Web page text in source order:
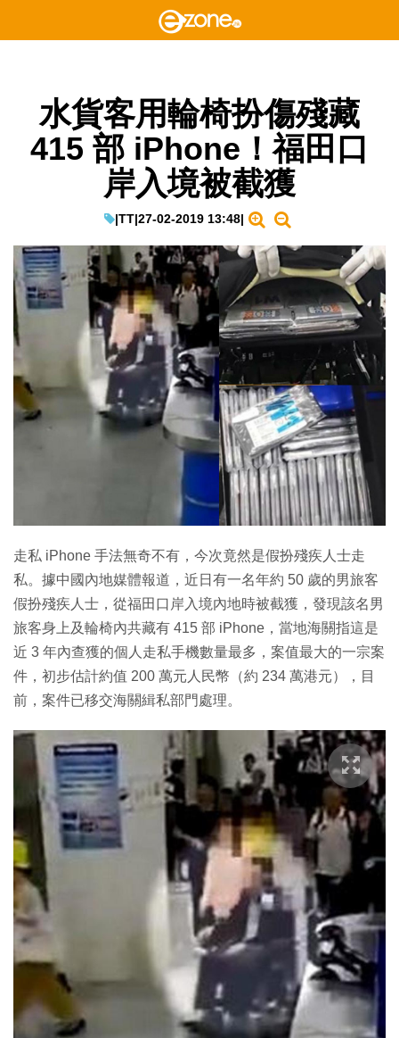
水貨客用輪椅扮傷殘藏
415 部 iPhone！福田口
岸入境被截獲
|TT|27-02-2019 13:48|
走私 iPhone 手法無奇不有，今次竟然是假扮殘疾人士走
私。據中國內地媒體報道，近日有一名年約 50 歲的男旅客
假扮殘疾人士，從福田口岸入境內地時被截獲，發現該名男
旅客身上及輪椅內共藏有 415 部 iPhone，當地海關指這是
近 3 年內查獲的個人走私手機數量最多，案值最大的一宗案
件，初步估計約值 200 萬元人民幣（約 234 萬港元），目
前，案件已移交海關緝私部門處理。